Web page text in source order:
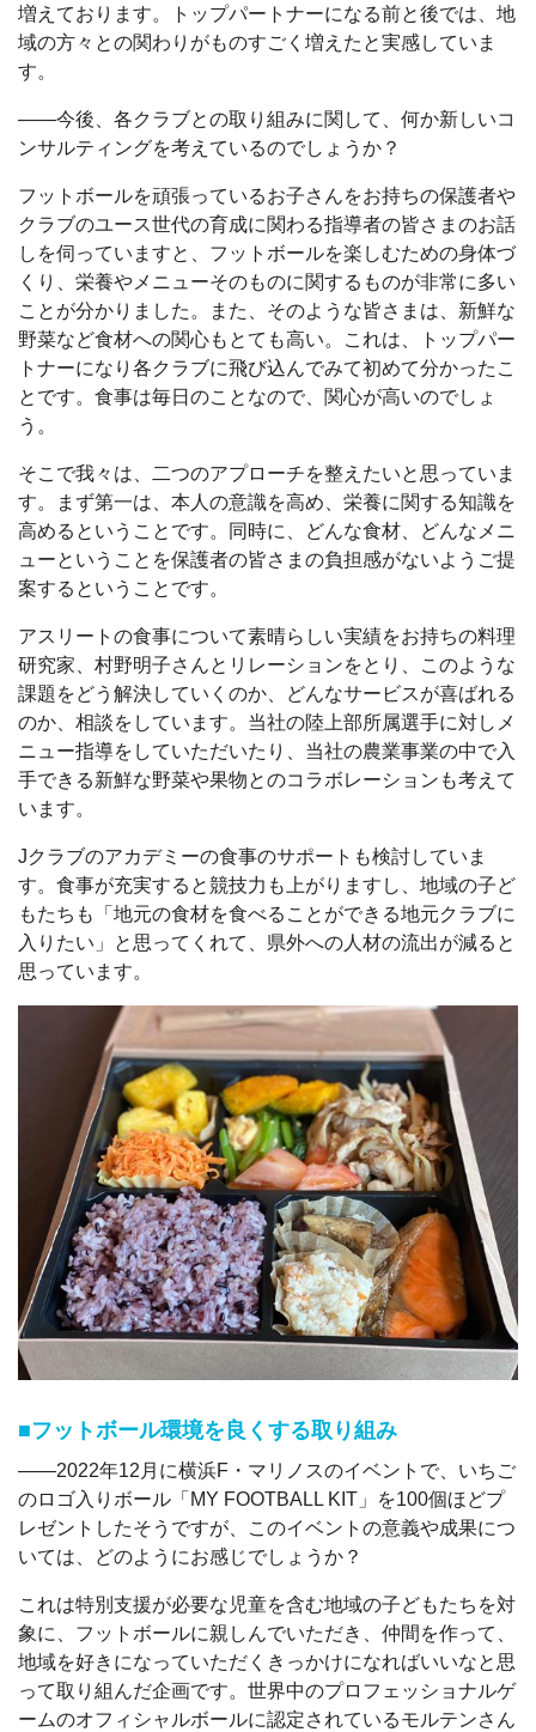
増えております。トップパートナーになる前と後では、地
域の方々との関わりがものすごく増えたと実感していま
す。
――今後、各クラブとの取り組みに関して、何か新しいコ
ンサルティングを考えているのでしょうか？
フットボールを頑張っているお子さんをお持ちの保護者や
クラブのユース世代の育成に関わる指導者の皆さまのお話
しを伺っていますと、フットボールを楽しむための身体づ
くり、栄養やメニューそのものに関するものが非常に多い
ことが分かりました。また、そのような皆さまは、新鮮な
野菜など食材への関心もとても高い。これは、トップパー
トナーになり各クラブに飛び込んでみて初めて分かったこ
とです。食事は毎日のことなので、関心が高いのでしょ
う。
そこで我々は、二つのアプローチを整えたいと思っていま
す。まず第一は、本人の意識を高め、栄養に関する知識を
高めるということです。同時に、どんな食材、どんなメニ
ューということを保護者の皆さまの負担感がないようご提
案するということです。
アスリートの食事について素晴らしい実績をお持ちの料理
研究家、村野明子さんとリレーションをとり、このような
課題をどう解決していくのか、どんなサービスが喜ばれる
のか、相談をしています。当社の陸上部所属選手に対しメ
ニュー指導をしていただいたり、当社の農業事業の中で入
手できる新鮮な野菜や果物とのコラボレーションも考えて
います。
Jクラブのアカデミーの食事のサポートも検討していま
す。食事が充実すると競技力も上がりますし、地域の子ど
もたちも「地元の食材を食べることができる地元クラブに
入りたい」と思ってくれて、県外への人材の流出が減ると
思っています。
■フットボール環境を良くする取り組み
――2022年12月に横浜F・マリノスのイベントで、いちご
のロゴ入りボール「MY FOOTBALL KIT」を100個ほどプ
レゼントしたそうですが、このイベントの意義や成果につ
いては、どのようにお感じでしょうか？
これは特別支援が必要な児童を含む地域の子どもたちを対
象に、フットボールに親しんでいただき、仲間を作って、
地域を好きになっていただくきっかけになればいいなと思
って取り組んだ企画です。世界中のプロフェッショナルゲ
ームのオフィシャルボールに認定されているモルテンさん